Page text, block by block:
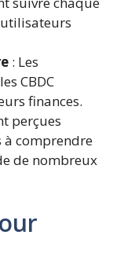
: Les
CBDC
finances.
perçues
à comprendre
de nombreux